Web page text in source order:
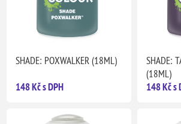
SHADE: POXWALKER (18ML)
148 Kč s DPH
SHADE:
(18ML)
148 Kč s